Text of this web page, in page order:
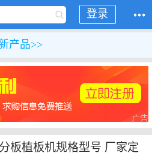
登录
产品>>
广告
板植板机规格型号 厂家定